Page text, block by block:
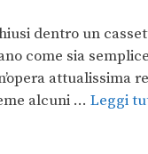
dentro un
come sia
attualissima
alcuni … Leggi